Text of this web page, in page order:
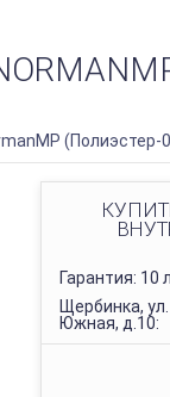
(Полиэстер-
Гарантия: 10
Щербинка, ул.
Южная, д.10: